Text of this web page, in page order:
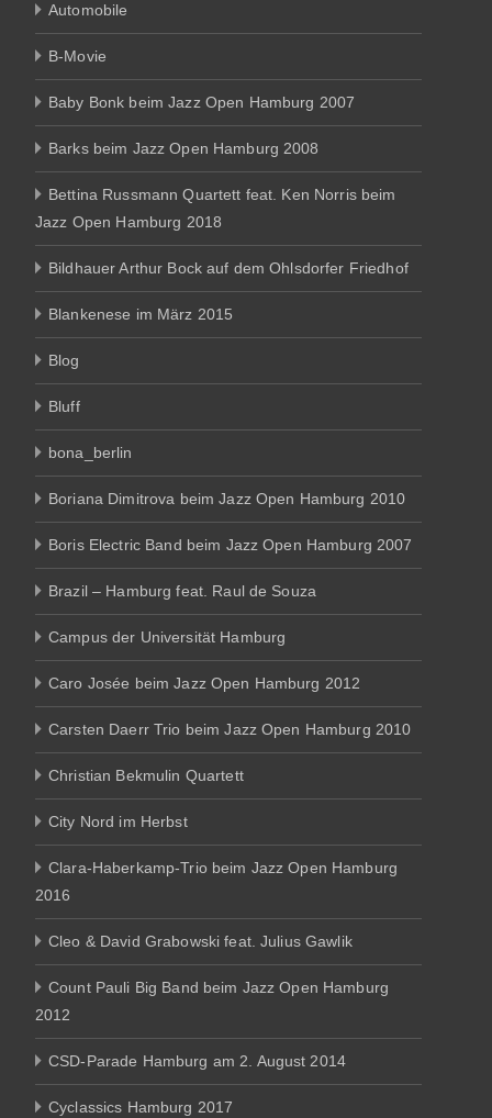
Automobile
B-Movie
Baby Bonk beim Jazz Open Hamburg 2007
Barks beim Jazz Open Hamburg 2008
Bettina Russmann Quartett feat. Ken Norris beim
Jazz Open Hamburg 2018
Bildhauer Arthur Bock auf dem Ohlsdorfer Friedhof
Blankenese im März 2015
Blog
Bluff
bona_berlin
Boriana Dimitrova beim Jazz Open Hamburg 2010
Boris Electric Band beim Jazz Open Hamburg 2007
Brazil – Hamburg feat. Raul de Souza
Campus der Universität Hamburg
Caro Josée beim Jazz Open Hamburg 2012
Carsten Daerr Trio beim Jazz Open Hamburg 2010
Christian Bekmulin Quartett
City Nord im Herbst
Clara-Haberkamp-Trio beim Jazz Open Hamburg
2016
Cleo & David Grabowski feat. Julius Gawlik
Count Pauli Big Band beim Jazz Open Hamburg
2012
CSD-Parade Hamburg am 2. August 2014
Cyclassics Hamburg 2017